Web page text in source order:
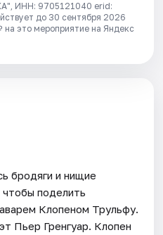
ИНН: 9705121040 erid:
до 30 сентября 2026
на это мероприятие на Яндекс
бродяги и нищие
поделить
Клопеном Трульфу.
Пьер Гренгуар. Клопен